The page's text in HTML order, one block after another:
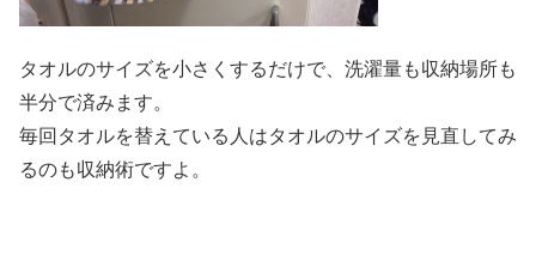
タオルのサイズを小さくするだけで、洗濯量も収納場所も
半分で済みます。
毎回タオルを替えている人はタオルのサイズを見直してみ
るのも収納術ですよ。